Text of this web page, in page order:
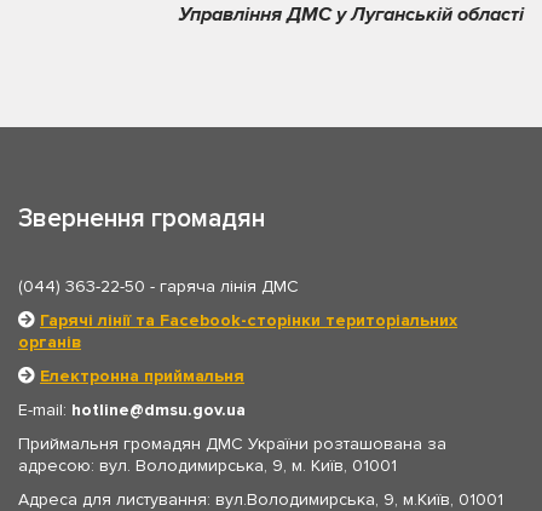
Управління ДМС у Луганській області
Звернення громадян
(044) 363-22-50 - гаряча лінія ДМС
Гарячі лінії та Facebook-сторінки територіальних
органів
Електронна приймальня
E-mail: hotline
dmsu.gov.ua
Приймальня громадян ДМС України розташована за
адресою: вул. Володимирська, 9, м. Київ, 01001
Адреса для листування: вул.Володимирська, 9, м.Київ, 01001